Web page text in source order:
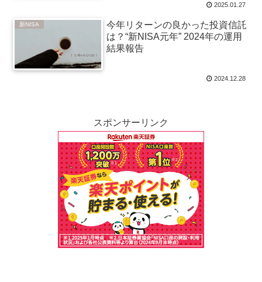
2025.01.27
新NISA
今年リターンの良かった投資信託
は？“新NISA元年” 2024年の運用
結果報告
2024.12.28
スポンサーリンク